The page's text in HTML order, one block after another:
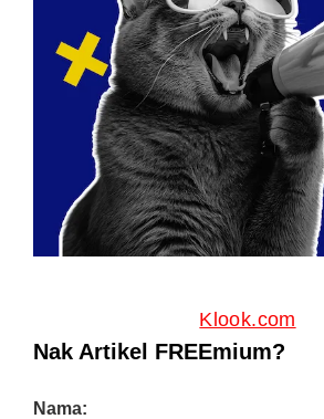
Klook.com
Nak Artikel FREEmium?
Nama: